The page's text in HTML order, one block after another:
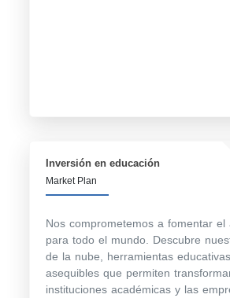
Inversión en educación
Market Plan
Nos comprometemos a fomentar el
para todo el mundo. Descubre
de la nube, herramientas
asequibles que permiten
instituciones académicas y las